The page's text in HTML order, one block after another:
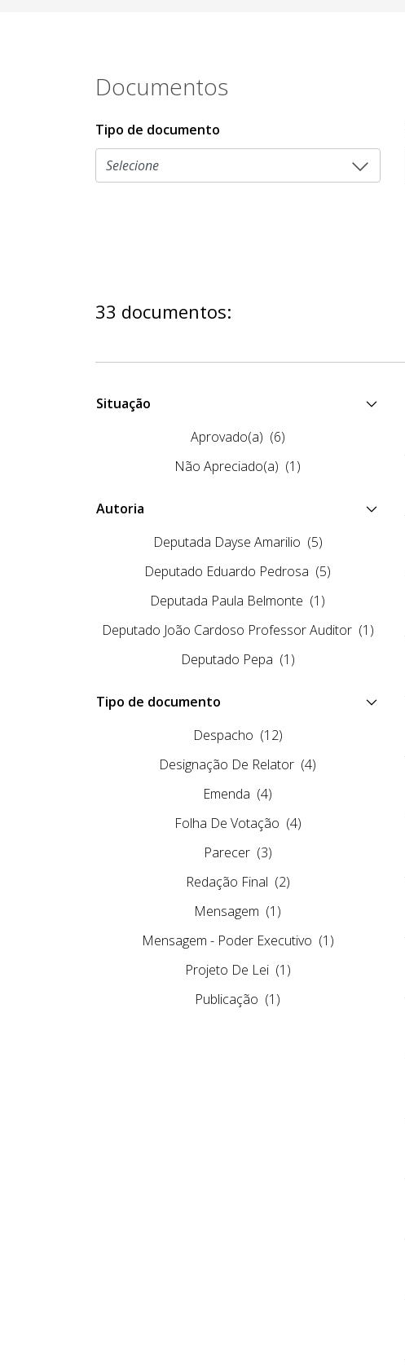
Documentos
Tipo de documento
33 documentos:
Situação
Aprovado(a) (6)
Não Apreciado(a) (1)
Autoria
Deputada Dayse Amarilio (5)
Deputado Eduardo Pedrosa (5)
Deputada Paula Belmonte (1)
Deputado João Cardoso Professor Auditor (1)
Deputado Pepa (1)
Tipo de documento
Despacho (12)
Designação De Relator (4)
Emenda (4)
Folha De Votação (4)
Parecer (3)
Redação Final (2)
Mensagem (1)
Mensagem - Poder Executivo (1)
Projeto De Lei (1)
Publicação (1)